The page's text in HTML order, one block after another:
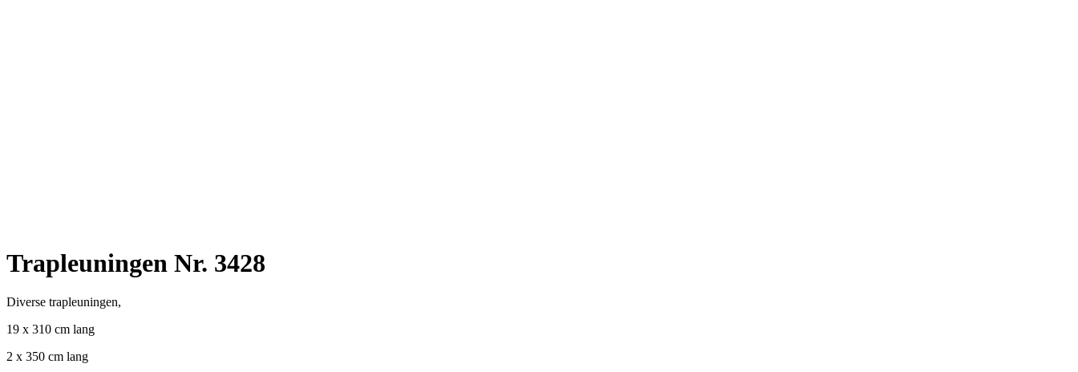
Trapleuningen Nr. 3428
Diverse trapleuningen,
19 x 310 cm lang
2 x 350 cm lang